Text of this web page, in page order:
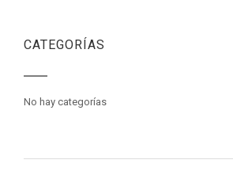
CATEGORÍAS
No hay categorías